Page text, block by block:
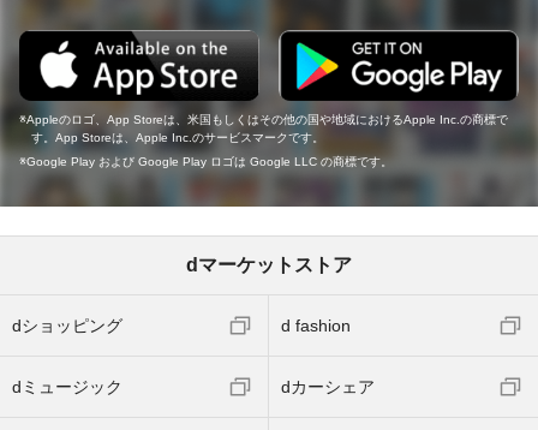
Appleのロゴ、App Storeは、米国もしくはその他の国や地域におけるApple Inc.の商標で
す。App Storeは、Apple Inc.のサービスマークです。
Google Play および Google Play ロゴは Google LLC の商標です。
dマーケットストア
dショッピング d fashion
dミュージック dカーシェア